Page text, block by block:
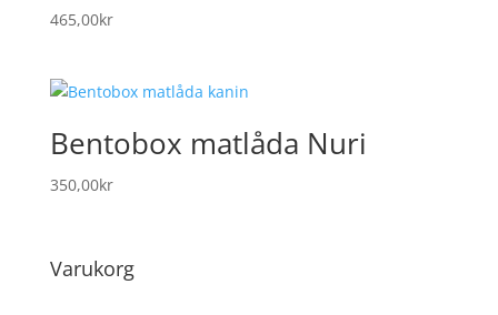
465,00kr
Bentobox matlåda Nuri
350,00kr
Varukorg